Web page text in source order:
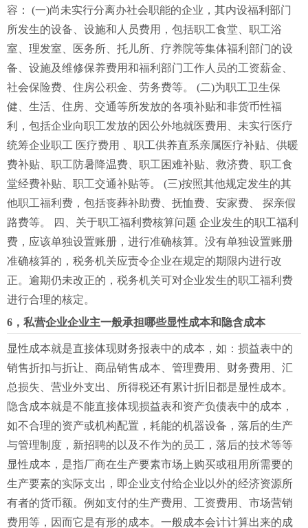
容： (一)尚未实行分离办社会职能的企业，其内设福利部门
所发生的设备、设施和人员费用，包括职工食堂、职工浴
室、理发室、医务所、托儿所、疗养院等集体福利部门的设
备、设施及维修保养费用和福利部门工作人员的工资薪金、
社会保险费、住房公积金、劳务费等。 (二)为职工卫生保
健、生活、住房、交通等所发放的各项补贴和非货币性福
利，包括企业向职工发放的因公外地就医费用、未实行医疗
统筹企业职工 医疗费用 、职工供养直系亲属医疗补贴、供暖
费补贴、职工防暑降温费、职工困难补贴、救济费、职工食
堂经费补贴、职工交通补贴等。 (三)按照其他规定发生的其
他职工福利费，包括丧葬补助费、抚恤费、安家费、 探亲假
路费等。 四、关于职工福利费核算问题 企业发生的职工福利
费，应该单独设置账册，进行准确核算。没有单独设置账册
准确核算的，税务机关应责令企业在规定的期限内进行改
正。逾期仍未改正的，税务机关可对企业发生的职工福利费
进行合理的核定。
6，私营企业企业主一般承担哪些显性成本和隐含成本
显性成本就是直接体现财务报表中的成本，如：损益表中的
销售折扣与折让、商品销售成本、管理费用、财务费用、汇
总损失、营业外支出、所得税还有累计折旧都是显性成本。
隐含成本就是不能直接体现损益表和资产负债表中的成本，
如不合理的资产或机构配置，耗能的机器设备，落后的生产
与管理制度，新招聘的以及不作为的员工，落后的技术等等
显性成本，是指厂商在生产要素市场上购买或租用所需要的
生产要素的实际支出，即企业支付给企业以外的经济资源所
有者的货币额。例如支付的生产费用、工资费用、市场营销
费用等，因而它是有形的成本。一般成本会计计算出来的成